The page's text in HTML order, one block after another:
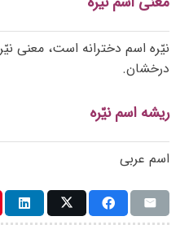
نیّره اسم دخترانه است، معنی
درخشان.
ریشه اسم نیّره
اسم عربی